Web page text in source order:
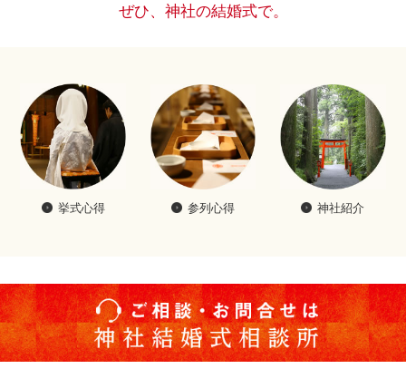
ぜひ、神社の結婚式で。
挙式心得 参列心得 神社紹介